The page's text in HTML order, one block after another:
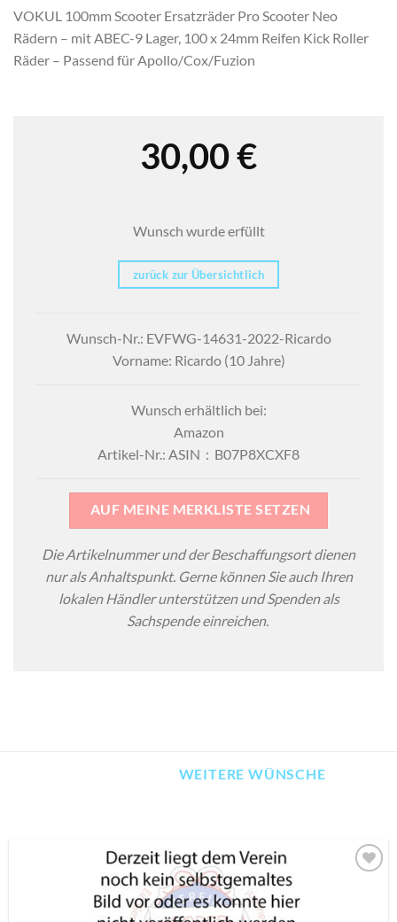
VOKUL 100mm Scooter Ersatzräder Pro Scooter Neo
Rädern – mit ABEC-9 Lager, 100 x 24mm Reifen Kick Roller
Räder – Passend für Apollo/Cox/Fuzion
30,00€
Wunsch wurde erfüllt
zurück zur Übersichtlich
Wunsch-Nr.: EVFWG-14631-2022-Ricardo
Vorname: Ricardo (10 Jahre)
Wunsch erhältlich bei:
Amazon
Artikel-Nr.: ASIN ‏ : ‎ B07P8XCXF8
AUF MEINE MERKLISTE SETZEN
Die Artikelnummer und der Beschaffungsort dienen
nur als Anhaltspunkt. Gerne können Sie auch Ihren
lokalen Händler unterstützen und Spenden als
Sachspende einreichen.
WEITERE WÜNSCHE